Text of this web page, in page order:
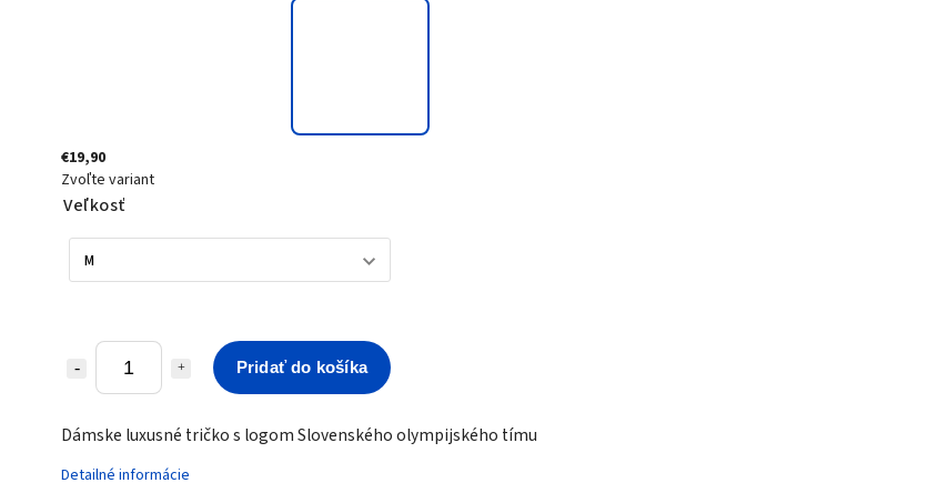
€19,90
Zvoľte variant
Veľkosť
Pridať do košíka
Dámske luxusné tričko s logom Slovenského olympijského tímu
Detailné informácie